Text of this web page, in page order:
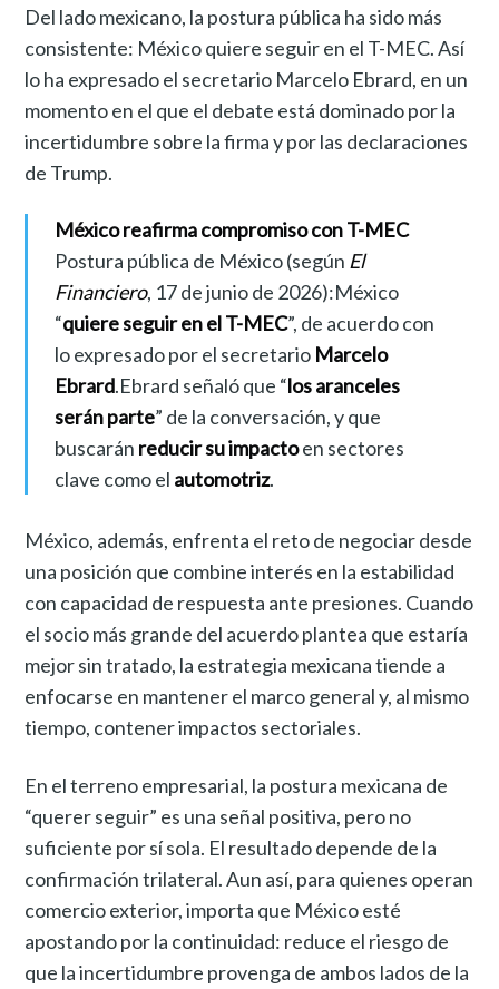
Del lado mexicano, la postura pública ha sido más
consistente: México quiere seguir en el T-MEC. Así
lo ha expresado el secretario Marcelo Ebrard, en un
momento en el que el debate está dominado por la
incertidumbre sobre la firma y por las declaraciones
de Trump.
México reafirma compromiso con T-MEC
Postura pública de México (según El
Financiero, 17 de junio de 2026):México
“quiere seguir en el T-MEC”, de acuerdo con
lo expresado por el secretario Marcelo
Ebrard.Ebrard señaló que “los aranceles
serán parte” de la conversación, y que
buscarán reducir su impactoen sectores
clave como el automotriz.
México, además, enfrenta el reto de negociar desde
una posición que combine interés en la estabilidad
con capacidad de respuesta ante presiones. Cuando
el socio más grande del acuerdo plantea que estaría
mejor sin tratado, la estrategia mexicana tiende a
enfocarse en mantener el marco general y, al mismo
tiempo, contener impactos sectoriales.
En el terreno empresarial, la postura mexicana de
“querer seguir” es una señal positiva, pero no
suficiente por sí sola. El resultado depende de la
confirmación trilateral. Aun así, para quienes operan
comercio exterior, importa que México esté
apostando por la continuidad: reduce el riesgo de
que la incertidumbre provenga de ambos lados de la